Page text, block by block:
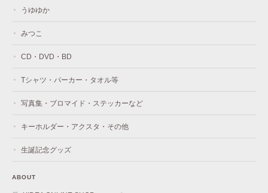
うゆゆか
みつこ
CD・DVD・BD
Tシャツ・パーカー・タオル等
写真集・ブロマイド・ステッカーなど
キーホルダー・アクスタ・その他
生誕記念グッズ
ABOUT